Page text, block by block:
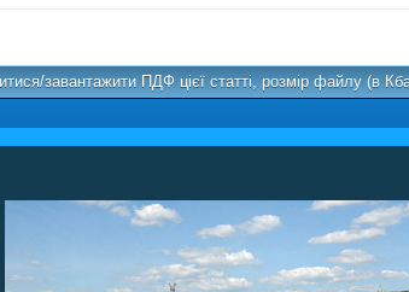
завантажити ПДФ цієї статті, розмір файлу (в